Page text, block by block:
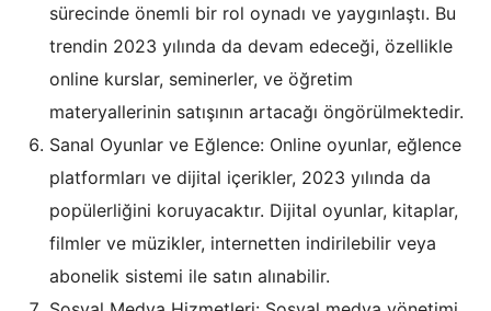
sürecinde önemli bir rol oynadı ve yaygınlaştı. Bu
trendin 2023 yılında da devam edeceği, özellikle
online kurslar, seminerler, ve öğretim
materyallerinin satışının artacağı öngörülmektedir.
Sanal Oyunlar ve Eğlence: Online oyunlar, eğlence
platformları ve dijital içerikler, 2023 yılında da
popülerliğini koruyacaktır. Dijital oyunlar, kitaplar,
filmler ve müzikler, internetten indirilebilir veya
abonelik sistemi ile satın alınabilir.